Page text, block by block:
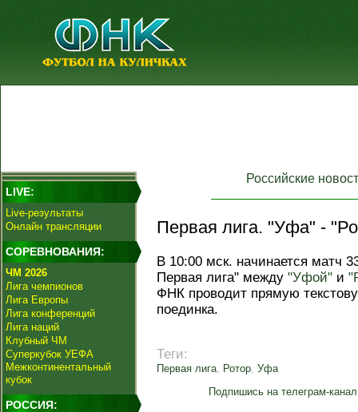
LIVE:
Live-результаты
Онлайн трансляции
СОРЕВНОВАНИЯ:
ЧМ 2026
Лига чемпионов
Лига Европы
Лига конференций
Лига наций
Клубный ЧМ
Суперкубок УЕФА
Межконтинентальный
кубок
РОССИЯ:
Российские
Первая лига. "Уфа" -
В 10:00 мск. начинается матч
Первая лига" между "Уфой" и
ФНК проводит прямую
поединка.
Теги:
Первая лига, Ротор, Уфа
Подпишись на телеграм-